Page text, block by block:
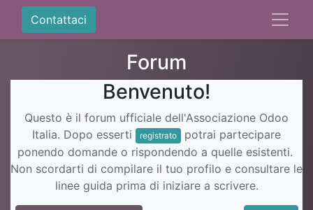
Contattaci
Forum
Benvenuto!
Questo è il forum ufficiale dell'Associazione Odoo
Italia. Dopo esserti
registrato
potrai partecipare
ponendo domande o rispondendo a quelle esistenti.
Non scordarti di compilare il tuo profilo e consultare le
linee guida prima di iniziare a scrivere.